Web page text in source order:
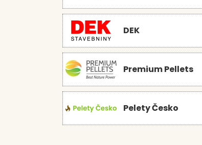
DEK
Premium Pellets
Pelety Česko